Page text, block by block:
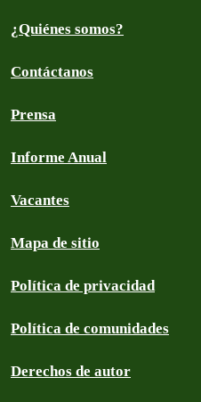
¿Quiénes somos?
Contáctanos
Prensa
Informe Anual
Vacantes
Mapa de sitio
Política de privacidad
Política de comunidades
Derechos de autor